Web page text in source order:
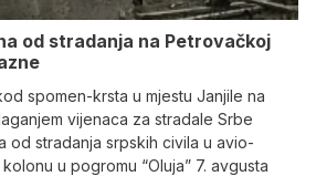
od stradanja na Petrovačkoj
spomen-krsta u mjestu Janjile na
vijenaca za stradale Srbe
od stradanja srpskih civila u avio-
u pogromu “Oluja” 7. avgusta